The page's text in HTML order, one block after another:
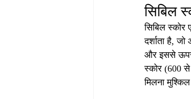
सिबिल
सिबिल
दर्शाता है,
और इससे
स्कोर (600
मिलना